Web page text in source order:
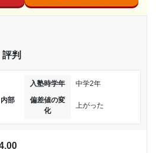
(10ヶ月)
うまさが異なる。
によって学力に差があると感じ
じていた。不便に感じるようなこ
すい塾だった。
多く安心してかようことができ
判
入塾時学年 中学2年
部
偏差値の変
化
上がった